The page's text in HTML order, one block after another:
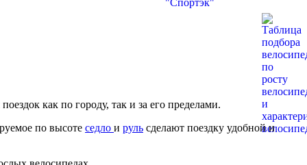
как по городу, так и за его пределами.
по высоте седло и руль сделают поездку удобной и